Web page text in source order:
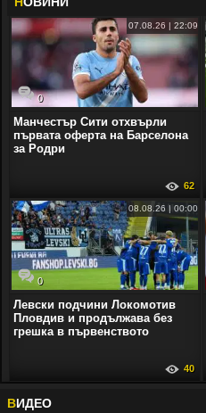
0
07.08.26 | 22:09
Манчестър Сити отхвърли
първата оферта на Барселона
за Родри
62
0
08.08.26 | 00:00
Левски подчини Локомотив
Пловдив и продължава без
грешка в първенството
40
ВИДЕО